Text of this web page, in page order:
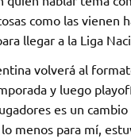
como las vienen
llegar a la Liga
volverá al
y luego
es un
menos para mí,